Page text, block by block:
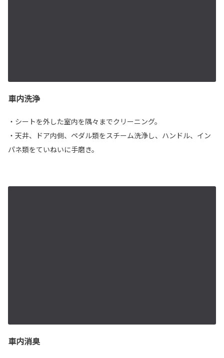
車内洗浄
・シートを外した室内を隅々までクリーニング。
・天井、ドア内側、ペダル類をスチーム洗浄し、ハンドル、イン
パネ類をていねいに手磨き。
車内消臭